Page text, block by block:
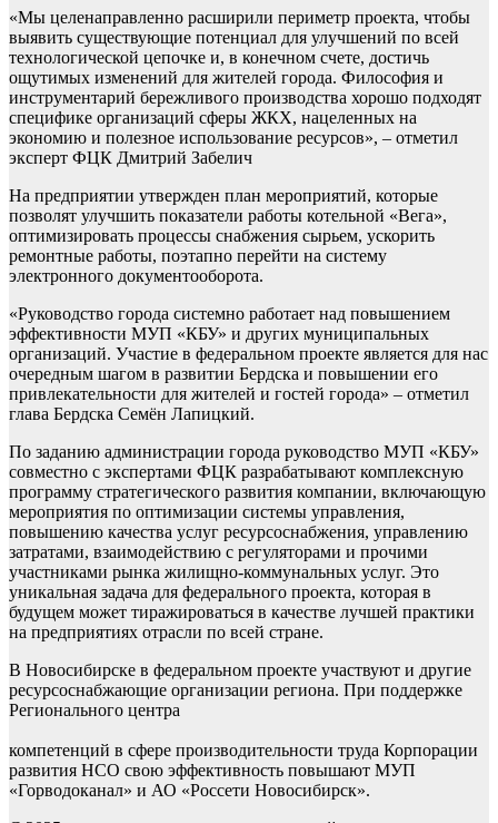
«Мы целенаправленно расширили периметр проекта, чтобы
выявить существующие потенциал для улучшений по всей
технологической цепочке и, в конечном счете, достичь
ощутимых изменений для жителей города. Философия и
инструментарий бережливого производства хорошо подходят
специфике организаций сферы ЖКХ, нацеленных на
экономию и полезное использование ресурсов», – отметил
эксперт ФЦК Дмитрий Забелич
На предприятии утвержден план мероприятий, которые
позволят улучшить показатели работы котельной «Вега»,
оптимизировать процессы снабжения сырьем, ускорить
ремонтные работы, поэтапно перейти на систему
электронного документооборота.
«Руководство города системно работает над повышением
эффективности МУП «КБУ» и других муниципальных
организаций. Участие в федеральном проекте является для нас
очередным шагом в развитии Бердска и повышении его
привлекательности для жителей и гостей города» – отметил
глава Бердска Семён Лапицкий.
По заданию администрации города руководство МУП «КБУ»
совместно с экспертами ФЦК разрабатывают комплексную
программу стратегического развития компании, включающую
мероприятия по оптимизации системы управления,
повышению качества услуг ресурсоснабжения, управлению
затратами, взаимодействию с регуляторами и прочими
участниками рынка жилищно-коммунальных услуг. Это
уникальная задача для федерального проекта, которая в
будущем может тиражироваться в качестве лучшей практики
на предприятиях отрасли по всей стране.
В Новосибирске в федеральном проекте участвуют и другие
ресурсоснабжающие организации региона. При поддержке
Регионального центра
компетенций в сфере производительности труда Корпорации
развития НСО свою эффективность повышают МУП
«Горводоканал» и АО «Россети Новосибирск».